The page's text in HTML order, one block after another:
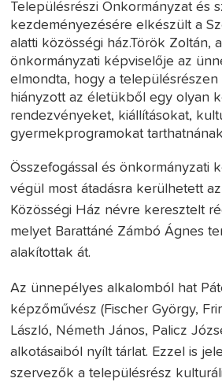
Településrészi Önkormányzat és
kezdeményezésére elkészült a
alatti közösségi ház.Török Zoltán,
önkormányzati képviselője az
elmondta, hogy a
hiányzott az életükből egy olyan
rendezvényeket, kiállításokat,
gyermekprogramokat
Összefogással és önkormányzati
végül most átadásra kerülhetett
Közösségi Ház névre keresztelt
melyet Barattáné Zámbó Ágnes
alakítottak át.
Az ünnepélyes alkalomból hat
képzőművész (Fischer György,
László, Németh János, Palicz
alkotásaiból nyílt tárlat. Ezzel is
szervezők a településrész